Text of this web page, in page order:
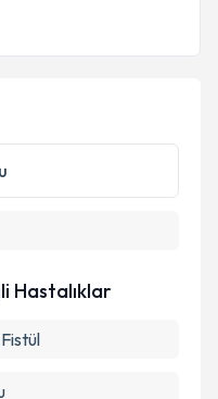
ilişkin
verilerimin belirtilen
Hastalıklar